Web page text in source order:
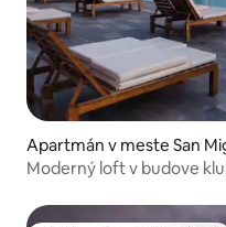
Apartmán v meste San
Moderný loft v budove